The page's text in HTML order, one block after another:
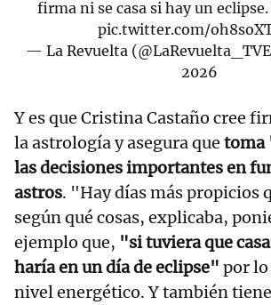
firma ni se casa si hay un eclipse.
pic.twitter.com/
— La Revuelta
2026
Y es que Cristina Castaño cree
la astrología y asegura que toma
las decisiones importantes en
astros. "Hay días más propicios
según qué cosas, explicaba,
ejemplo que, "si tuviera que
haría en un día de eclipse" por
nivel energético. Y también